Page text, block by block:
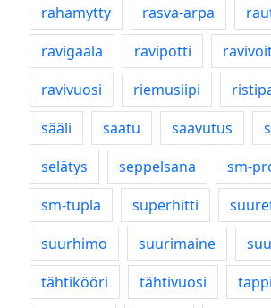
rahamytty
rasva-arpa
ravigaala
ravipotti
ravivuosi
riemusiipi
sääli
saatu saavutus
selätys
seppelsana
sm-
sm-tupla
superhitti
suurhimo
suurimaine
tähtikööri
tähtivuosi